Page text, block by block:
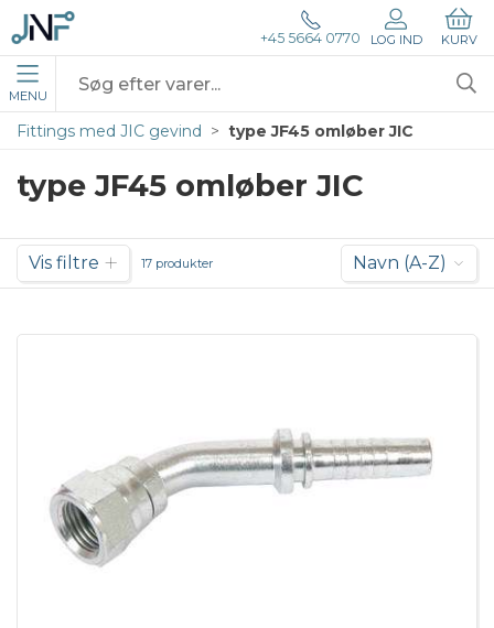
+45 5664 0770 LOG IND KURV
MENU
Fittings med JIC gevind type JF45 omløber JIC
type JF45 omløber JIC
Vis filtre 17 produkter Navn (A-Z)